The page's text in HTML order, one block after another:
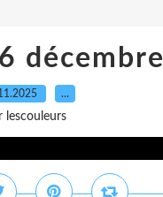
décembre
…
lescouleurs